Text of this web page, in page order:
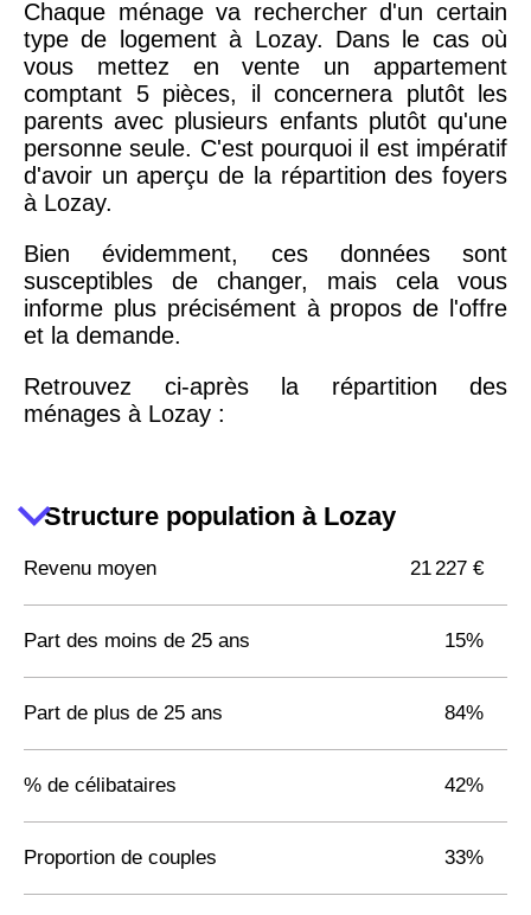
Chaque ménage va rechercher d'un certain
type de logement à Lozay. Dans le cas où
vous mettez en vente un appartement
comptant 5 pièces, il concernera plutôt les
parents avec plusieurs enfants plutôt qu'une
personne seule. C'est pourquoi il est impératif
d'avoir un aperçu de la répartition des foyers
à Lozay.
Bien évidemment, ces données sont
susceptibles de changer, mais cela vous
informe plus précisément à propos de l'offre
et la demande.
Retrouvez ci-après la répartition des
ménages à Lozay :
Structure population à Lozay
Revenu moyen 21 227 €
Part des moins de 25 ans 15%
Part de plus de 25 ans 84%
% de célibataires 42%
Proportion de couples 33%